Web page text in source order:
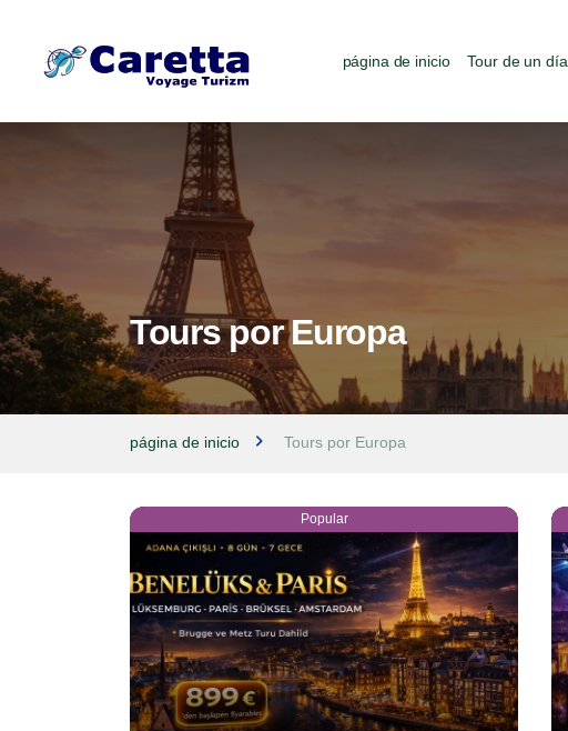
página de inicio Tour de un día
Tours por Europa
página de inicio Tours por Europa
Popular